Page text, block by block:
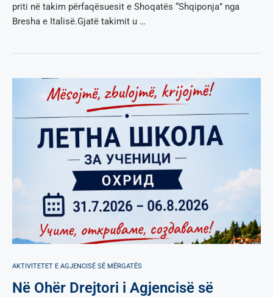
priti në takim përfaqësuesit e Shoqatës “Shqiponja” nga
Bresha e Italisë.Gjatë takimit u …
AKTIVITETET E AGJENCISË SË МËRGATËS
Në Ohër Drejtori i Agjencisë së